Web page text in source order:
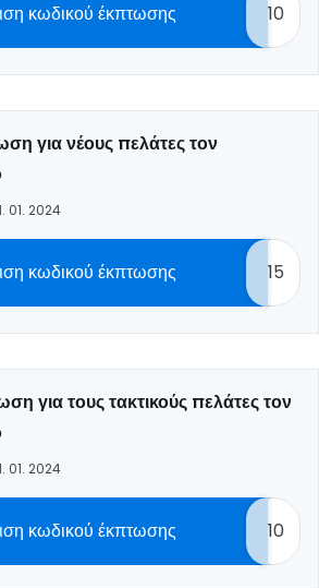
κωδικού έκπτωσης 10
για νέους πελάτες τον
01. 2024
κωδικού έκπτωσης 15
για τους τακτικούς πελάτες τον
01. 2024
κωδικού έκπτωσης 10